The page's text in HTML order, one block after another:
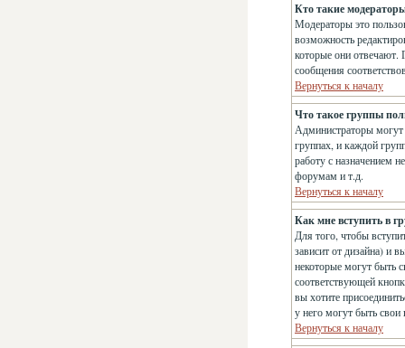
Кто такие
Модераторы это
возможность
которые они отвечают.
сообщения
Вернуться к началу
Что такое группы
Администраторы могут
группах, и каждой
работу с назначением
форумам и т.д.
Вернуться к началу
Как мне вступить в
Для того, чтобы
зависит от дизайна) и
некоторые могут быть
соответствующей
вы хотите
у него могут быть
Вернуться к началу